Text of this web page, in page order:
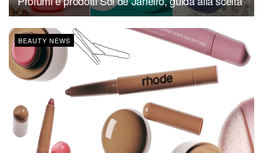
BEAUTY NEWS